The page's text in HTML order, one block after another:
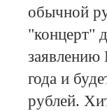
обычной
"концерт"
заявлению
года и
рублей.